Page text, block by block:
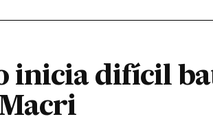
inicia difícil